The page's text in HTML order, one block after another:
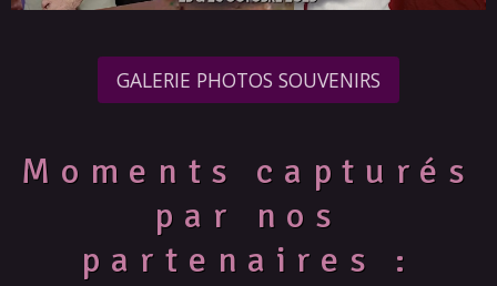
GALERIE PHOTOS SOUVENIRS
Moments capturés
par nos
partenaires :